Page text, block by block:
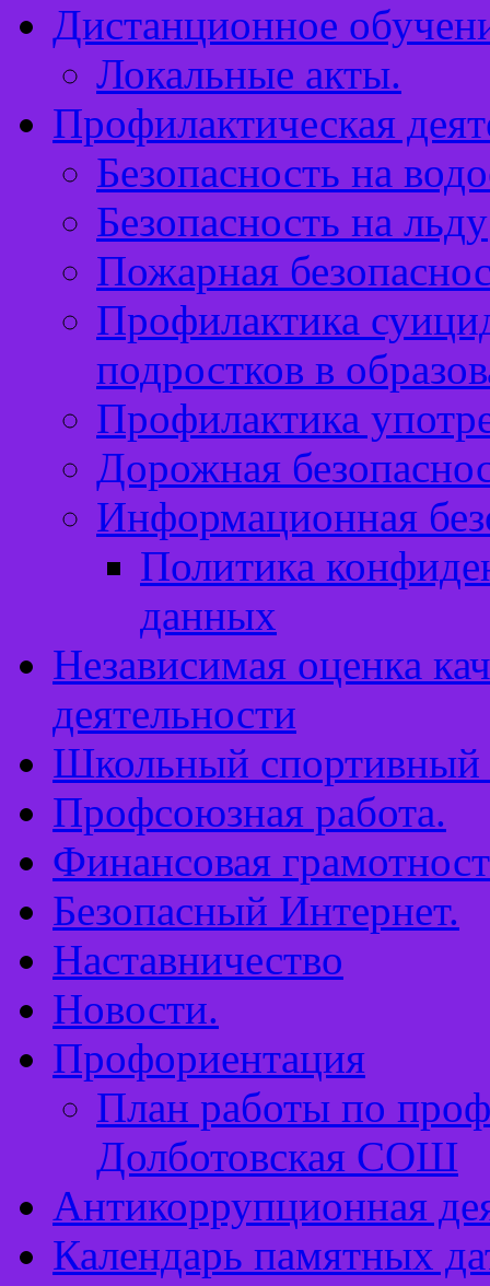
Дистанционное
Локальные акты.
Профилактическая
Безопасность на
Безопасность на льду
Пожарная
Профилактика
подростков в
Профилактика
Дорожная
Информационная
Политика
данных
Независимая оценка
деятельности
Школьный спортивный
Профсоюзная работа.
Финансовая
Безопасный Интернет.
Наставничество
Новости.
Профориентация
План работы по
Долботовская СОШ
Антикоррупционная
Календарь памятных